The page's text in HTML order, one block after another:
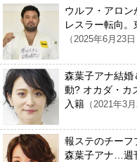
ウルフ・アロン
レスラー転向
（2025年6月23日
森葉子アナ結婚
動? オカダ・カ
入籍 （2021年3月
報ステのチーフ
森葉子アナ…週